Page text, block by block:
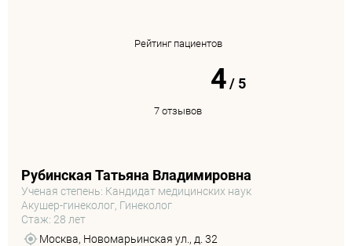
Рейтинг пациентов
4/5
7 отзывов
Рубинская Татьяна Владимировна
Ученая степень: Кандидат медицинских наук
Акушер-гинеколог, Гинеколог
Стаж: 28 лет
Москва, Новомарьинская ул., д. 32